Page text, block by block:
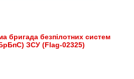
бригада безпілотних систем
ЗСУ (Flag-02325)